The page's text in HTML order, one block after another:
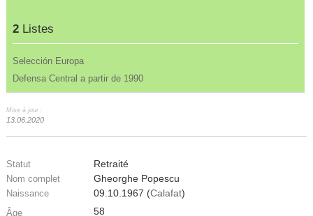
2 Listes
Selección Europa
Defensa Central a partir de 1990
Mise à jour :
13.06.2020
Statut Retraité
Nom complet Gheorghe Popescu
Naissance 09.10.1967 (Calafat)
Âge 58